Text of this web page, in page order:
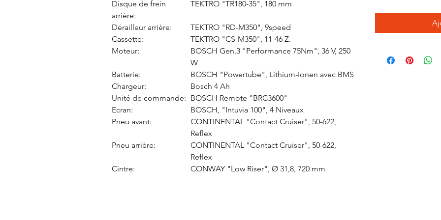
Disque de frein
arrière:
TEKTRO "TR180-35", 180 mm
Dérailleur arrière:
TEKTRO "RD-M350", 9speed
Cassette:
TEKTRO "CS-M350", 11-46 Z.
Moteur:
BOSCH Gen.3 "Performance 75Nm", 36 V, 250
W
Batterie:
BOSCH "Powertube", Lithium-Ionen avec BMS
Chargeur:
Bosch 4 Ah
Unité de commande: BOSCH Remote "BRC3600"
Ecran:
BOSCH, "Intuvia 100", 4 Niveaux
Pneu avant:
CONTINENTAL "Contact Cruiser", 50-622,
Reflex
Pneu arrière:
CONTINENTAL "Contact Cruiser", 50-622,
Reflex
Cintre:
CONWAY "Low Riser", Ø 31,8, 720 mm